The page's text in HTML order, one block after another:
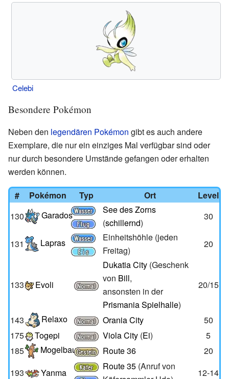
Celebi
Besondere Pokémon
Neben den legendären Pokémon gibt es auch andere
Exemplare, die nur ein einziges Mal verfügbar sind oder
nur durch besondere Umstände gefangen oder erhalten
werden können.
#
Pokémon Typ Ort
Level
130
Garados
See des Zorns
(schillernd)
30
131 Lapras
Einheitshöhle (jeden
Freitag)
20
133 Evoli
Dukatia City (Geschenk
von Bill,
ansonsten in der
Prismania Spielhalle)
20/15
143 Relaxo Orania City
50
175
Togepi Viola City (Ei)
5
185
Mogelbaum Route 36
20
193
Yanma
Route 35 (Anruf von
12-14